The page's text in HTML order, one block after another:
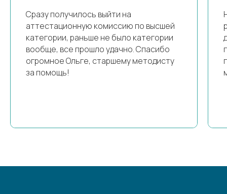
Сразу получилось выйти на
аттестационную комиссию по высшей
категории, раньше не было категории
вообще, все прошло удачно. Спасибо
огромное Ольге, старшему методисту
за помощь!